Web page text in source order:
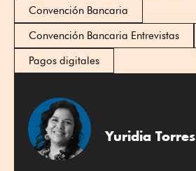
Convención Bancaria
Convención Bancaria Entrevistas
Pagos digitales
Yuridia Torres